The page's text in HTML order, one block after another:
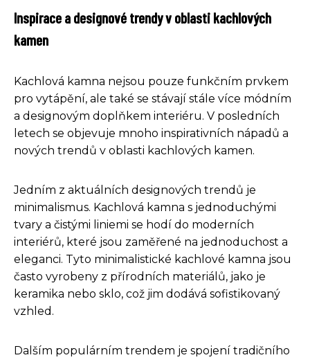
Inspirace a designové trendy v oblasti kachlových
kamen
Kachlová kamna nejsou pouze funkčním prvkem
pro vytápění, ale také se stávají stále více módním
a designovým doplňkem interiéru. V posledních
letech se objevuje mnoho inspirativních nápadů a
nových trendů v oblasti kachlových kamen.
Jedním z aktuálních designových trendů je
minimalismus. Kachlová kamna s jednoduchými
tvary a čistými liniemi se hodí do moderních
interiérů, které jsou zaměřené na jednoduchost a
eleganci. Tyto minimalistické kachlové kamna jsou
často vyrobeny z přírodních materiálů, jako je
keramika nebo sklo, což jim dodává sofistikovaný
vzhled.
Dalším populárním trendem je spojení tradičního